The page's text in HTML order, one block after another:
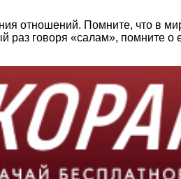
отношений. Помните, что в
говоря «салам», помните о